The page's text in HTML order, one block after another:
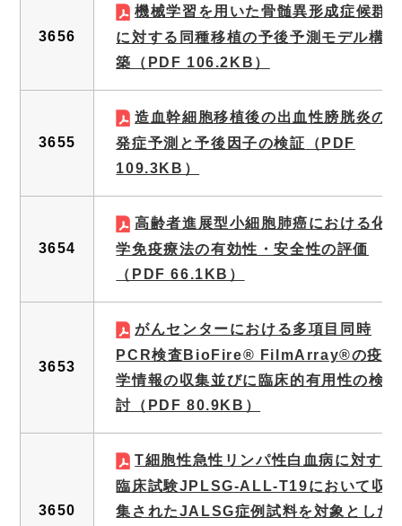
3656
機械学習を用いた骨髄異形成症候群
に対する同種移植の予後予測モデル構
築
（PDF 106.2KB）
3655
造血幹細胞移植後の出血性膀胱炎の
発症予測と予後因子の検証 （PDF
109.3KB）
3654
高齢者進展型小細胞肺癌における化
学免疫療法の有効性・安全性の評価
（PDF 66.1KB）
3653
がんセンターにおける多項目同時
PCR検査BioFire® FilmArray®の疫
学情報の収集並びに臨床的有用性の検
討 （PDF 80.9KB）
3650
T細胞性急性リンパ性白血病に対する
臨床試験JPLSG-ALL-T19において収
集されたJALSG症例試料を対象とした